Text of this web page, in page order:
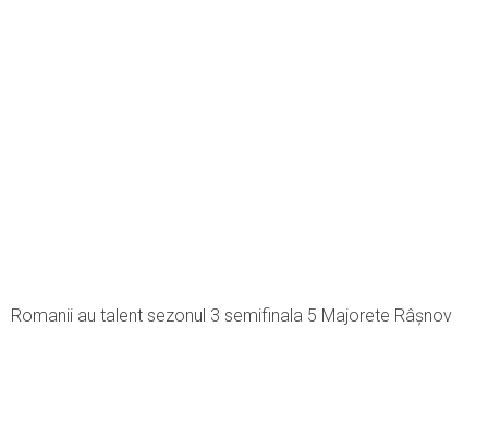
Romanii au talent sezonul 3 semifinala 5 Majorete Râşnov